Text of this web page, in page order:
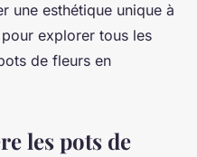
une esthétique unique à
explorer tous les
de fleurs en
les pots de